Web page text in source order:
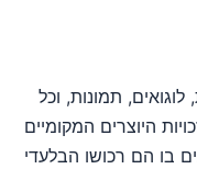
תמונות, וכל
היוצרים המקומיים
בו הם רכושו הבלעדי